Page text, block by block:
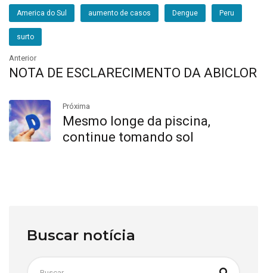
America do Sul aumento de casos Dengue Peru
surto
Anterior
NOTA DE ESCLARECIMENTO DA ABICLOR
Próxima
Mesmo longe da piscina,
continue tomando sol
Buscar notícia